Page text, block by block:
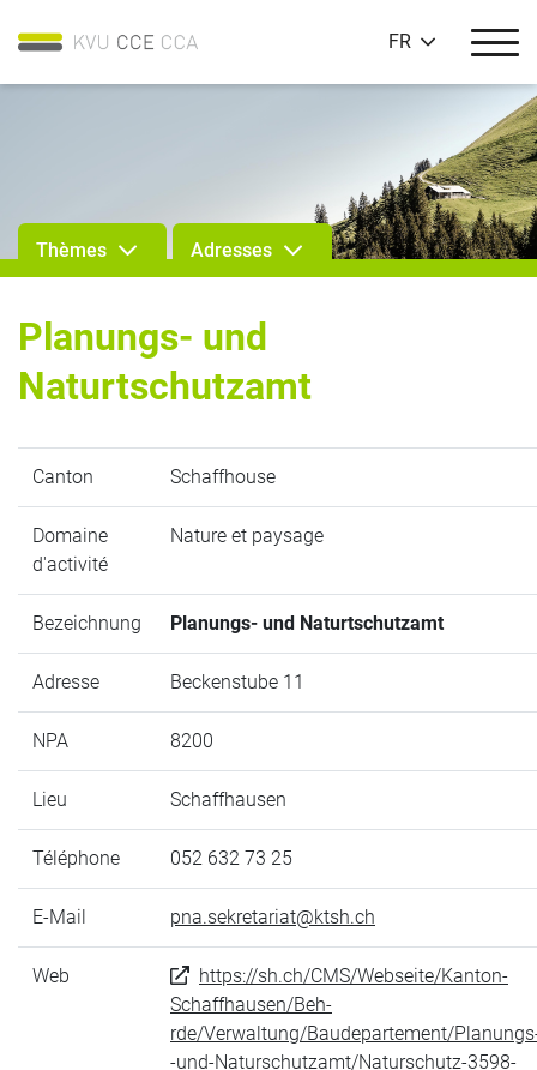
FR
Thèmes Adresses
Planungs- und
Naturtschutzamt
Canton Schaffhouse
Domaine
d'activité
Nature et paysage
Bezeichnung Planungs- und Naturtschutzamt
Adresse Beckenstube 11
NPA 8200
Lieu Schaffhausen
Téléphone 052 632 73 25
E-Mail pna.sekretariat@ktsh.ch
Web
https://sh.ch/CMS/Webseite/Kanton-
Schaffhausen/Beh-
rde/Verwaltung/Baudepartement/
-und-Naturschutzamt/Naturschutz-3598-